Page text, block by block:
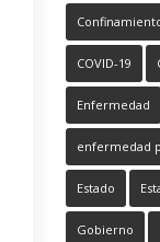
COVID-19
Enfermedad
enfermedad
Estado
Gobierno